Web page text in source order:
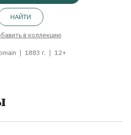
НАЙТИ
в коллекцию
1883 г. 12+